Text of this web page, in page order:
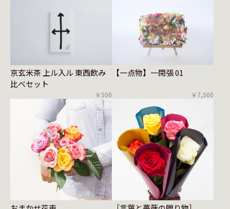
京玄米茶 上ル入ル 東西飲み
比べセット
￥500
【一点物】一閑張 01
￥7,500